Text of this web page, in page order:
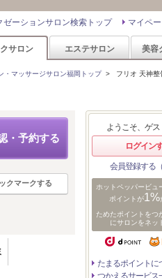
マイペ
ゼーションサロン検索トップ
サロン エステサロン 美容
・マッサージサロン福岡トップ> フリオ 天神整
・予約する
クマークする
ようこそ、ゲス
ログイン
会員登録する
ホットペッパービュ
ポイントが1%
ためたポイントをつ
にサロンをネッ
たまるポイントに
つかえるサービス